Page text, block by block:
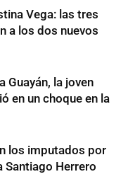
Vega: las tres
a los dos nuevos
Guayán, la joven
en un choque en la
los imputados por
Santiago Herrero